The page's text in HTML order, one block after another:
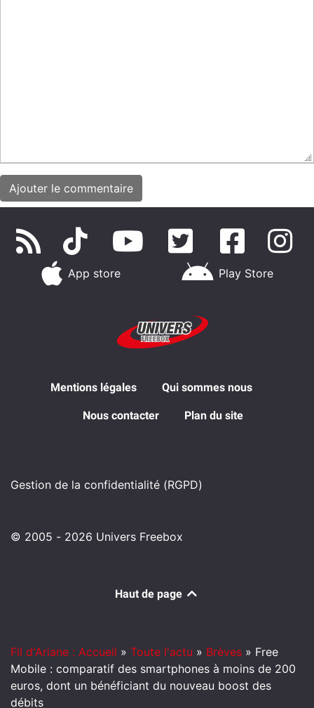
App store Play Store
Mentions légales Qui sommes nous
Nous contacter Plan du site
Gestion de la confidentialité (RGPD)
© 2005 - 2026 Univers Freebox
Haut de page
Fil d'Ariane : Accueil » Toute l'actu » Brèves » Free
Mobile : comparatif des smartphones à moins de 200
euros, dont un bénéficiant du nouveau boost des
débits